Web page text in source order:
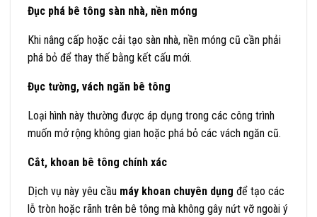
Đục phá bê tông sàn nhà, nền móng
Khi nâng cấp hoặc cải tạo sàn nhà, nền móng cũ cần phải
phá bỏ để thay thế bằng kết cấu mới.
Đục tường, vách ngăn bê tông
Loại hình này thường được áp dụng trong các công trình
muốn mở rộng không gian hoặc phá bỏ các vách ngăn cũ.
Cắt, khoan bê tông chính xác
Dịch vụ này yêu cầu máy khoan chuyên dụng để tạo các
lỗ tròn hoặc rãnh trên bê tông mà không gây nứt vỡ ngoài ý